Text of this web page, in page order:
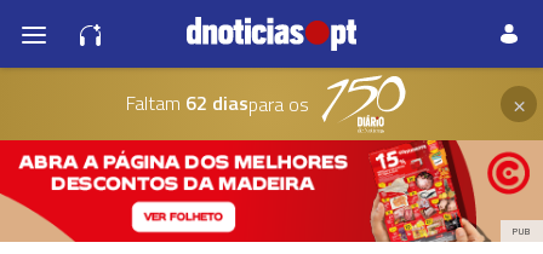
Faltam 62 diaspara os ×
PUB